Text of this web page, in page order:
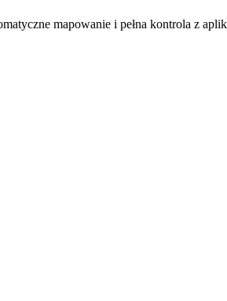
mapowanie i pełna kontrola z